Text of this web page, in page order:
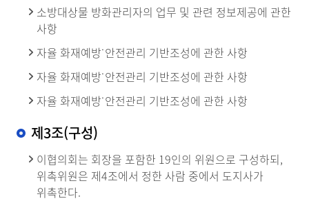
소방대상물 방화관리자의 업무 및 관련 정보제공에 관한
사항
자율 화재예방˙안전관리 기반조성에 관한 사항
자율 화재예방˙안전관리 기반조성에 관한 사항
자율 화재예방˙안전관리 기반조성에 관한 사항
제3조(구성)
이협의회는 회장을 포함한 19인의 위원으로 구성하되,
위촉위원은 제4조에서 정한 사람 중에서 도지사가
위촉한다.